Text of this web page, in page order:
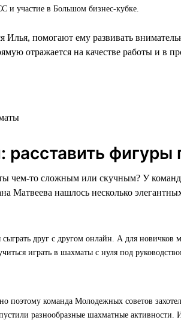
и участие в Большом бизнес-кубке.
помогают ему развивать
отражается на качестве работы и в
расставить фигуры
чем-то сложным или скучным? У
Матвеева нашлось несколько
друг с другом онлайн. А для новичков
играть в шахматы с нуля под
команда Молодежных советов
разнообразные шахматные активности.